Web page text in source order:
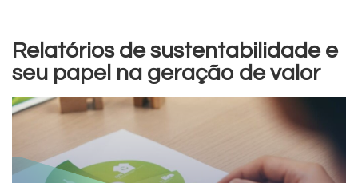
Relatórios de sustentabilidade e
seu papel na geração de valor